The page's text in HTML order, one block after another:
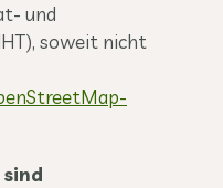
und
soweit nicht